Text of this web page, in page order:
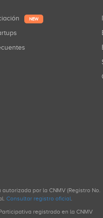
NEW
por la CNMV (Registro No.
Consultar registro oficial.
registrado en la CNMV